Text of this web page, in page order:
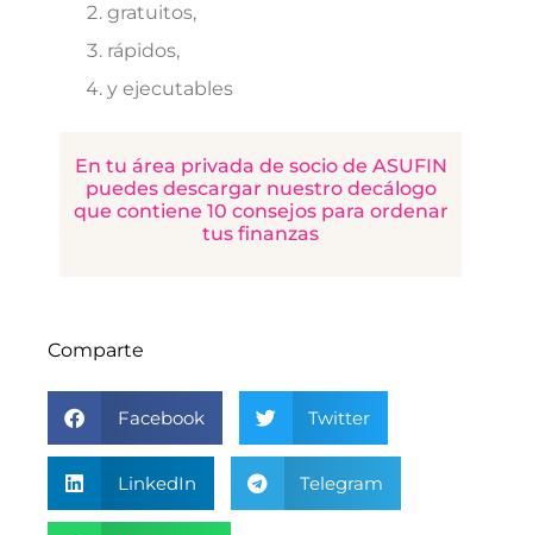
gratuitos,
rápidos,
y ejecutables
En tu área privada de socio de ASUFIN
puedes descargar nuestro decálogo
que contiene 10 consejos para ordenar
tus finanzas
Comparte
Facebook Twitter
LinkedIn Telegram